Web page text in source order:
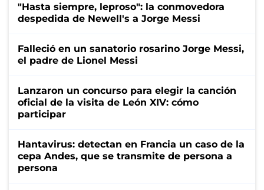
"Hasta siempre, leproso": la conmovedora
despedida de Newell's a Jorge Messi
Falleció en un sanatorio rosarino Jorge Messi,
el padre de Lionel Messi
Lanzaron un concurso para elegir la canción
oficial de la visita de León XIV: cómo
participar
Hantavirus: detectan en Francia un caso de la
cepa Andes, que se transmite de persona a
persona